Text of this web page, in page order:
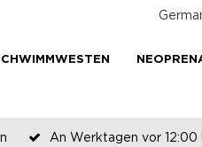
An Werktagen vor